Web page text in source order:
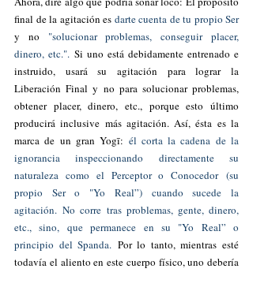
final de la agitación es
darte cuenta de tu propio Ser
y no "solucionar problemas, conseguir placer,
dinero, etc.". Si uno está debidamente entrenado e
instruido, usará su agitación para lograr la
Liberación Final y no para solucionar problemas,
obtener placer, dinero, etc., porque esto último
producirá inclusive más agitación. Así, ésta es la
marca de un gran Yogī: él corta la cadena de la
ignorancia inspeccionando directamente su
naturaleza como el Perceptor o Conocedor (su
propio Ser o "Yo Real”) cuando sucede la
agitación. No corre tras problemas, gente, dinero,
etc., sino, que permanece en su "Yo Real” o
principio del Spanda. Por lo tanto, mientras esté
todavía el aliento en este cuerpo físico, uno debería